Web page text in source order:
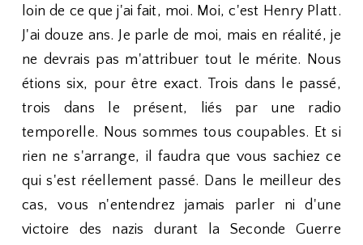
loin de ce que j'ai fait, moi. Moi, c'est Henry Platt.
J'ai douze ans. Je parle de moi, mais en réalité, je
ne devrais pas m'attribuer tout le mérite. Nous
étions six, pour être exact. Trois dans le passé,
trois dans le présent, liés par une radio
temporelle. Nous sommes tous coupables. Et si
rien ne s'arrange, il faudra que vous sachiez ce
qui s'est réellement passé. Dans le meilleur des
cas, vous n'entendrez jamais parler ni d'une
victoire des nazis durant la Seconde Guerre